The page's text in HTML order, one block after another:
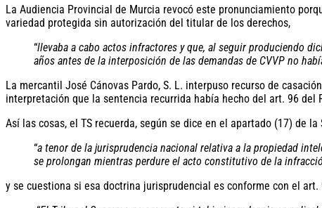
La Audiencia Provincial de Murcia revocó este pronunciamiento
variedad protegida sin autorización del titular de los derechos,
“llevaba a cabo actos infractores y que, al seguir produciendo
años antes de la interposición de las demandas de CVVP no
La mercantil José Cánovas Pardo, S. L. interpuso recurso de
interpretación que la sentencia recurrida había hecho del art. 96 del
Así las cosas, el TS recuerda, según se dice en el apartado (17) de la
“a tenor de la jurisprudencia nacional relativa a la propiedad
se prolongan mientras perdure el acto constitutivo de la
y se cuestiona si esa doctrina jurisprudencial es conforme con el